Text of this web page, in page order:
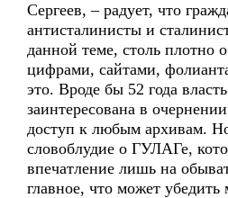
Сергеев, – радует, что
антисталинисты и
данной теме, столь плотно
цифрами, сайтами,
это. Вроде бы 52 года
заинтересована в
доступ к любым архивам. Но
словоблудие о ГУЛАГе,
впечатление лишь на
главное, что может убедить